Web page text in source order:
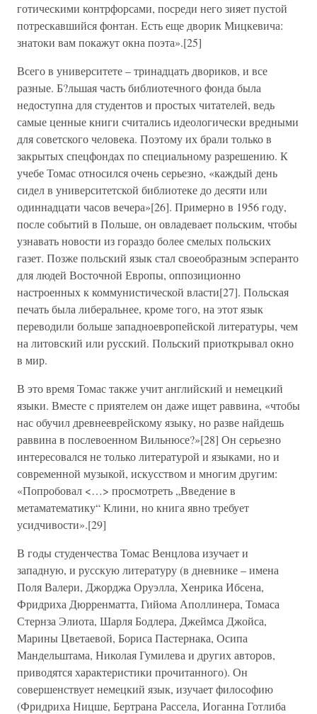
готическими контрфорсами, посреди него зияет пустой
потрескавшийся фонтан. Есть еще дворик Мицкевича:
знатоки вам покажут окна поэта».[25]
Всего в университете – тринадцать двориков, и все
разные. Б?льшая часть библиотечного фонда была
недоступна для студентов и простых читателей, ведь
самые ценные книги считались идеологически вредными
для советского человека. Поэтому их брали только в
закрытых спецфондах по специальному разрешению. К
учебе Томас относился очень серьезно, «каждый день
сидел в университетской библиотеке до десяти или
одиннадцати часов вечера»[26]. Примерно в 1956 году,
после событий в Польше, он овладевает польским, чтобы
узнавать новости из гораздо более смелых польских
газет. Позже польский язык стал своеобразным эсперанто
для людей Восточной Европы, оппозиционно
настроенных к коммунистической власти[27]. Польская
печать была либеральнее, кроме того, на этот язык
переводили больше западноевропейской литературы, чем
на литовский или русский. Польский приоткрывал окно
в мир.
В это время Томас также учит английский и немецкий
языки. Вместе с приятелем он даже ищет раввина, «чтобы
нас обучил древнееврейскому языку, но разве найдешь
раввина в послевоенном Вильнюсе?»[28] Он серьезно
интересовался не только литературой и языками, но и
современной музыкой, искусством и многим другим:
«Попробовал <…> просмотреть „Введение в
метаматематику“ Клини, но книга явно требует
усидчивости».[29]
В годы студенчества Томас Венцлова изучает и
западную, и русскую литературу (в дневнике – имена
Поля Валери, Джорджа Оруэлла, Хенрика Ибсена,
Фридриха Дюрренматта, Гийома Аполлинера, Томаса
Стернза Элиота, Шарля Бодлера, Джеймса Джойса,
Марины Цветаевой, Бориса Пастернака, Осипа
Мандельштама, Николая Гумилева и других авторов,
приводятся характеристики прочитанного). Он
совершенствует немецкий язык, изучает философию
(Фридриха Ницше, Бертрана Рассела, Иоганна Готлиба